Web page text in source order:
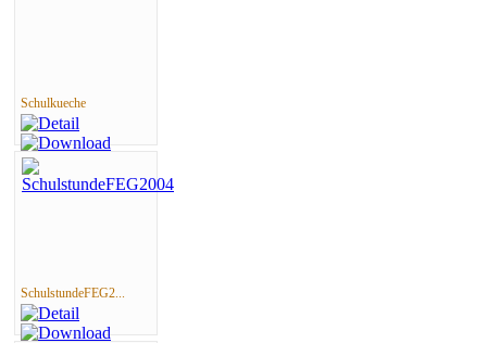
Schulkueche
SchulstundeFEG2...